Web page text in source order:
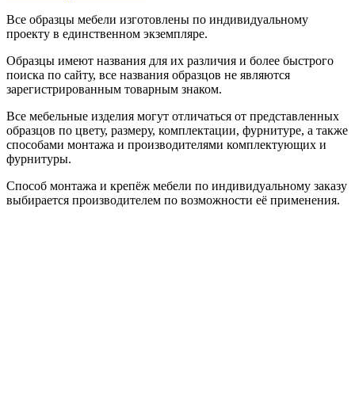
Все образцы мебели изготовлены по индивидуальному
проекту в единственном экземпляре.
Образцы имеют названия для их различия и более быстрого
поиска по сайту, все названия образцов не являются
зарегистрированным товарным знаком.
Все мебельные изделия могут отличаться от представленных
образцов по цвету, размеру, комплектации, фурнитуре, а также
способами монтажа и производителями комплектующих и
фурнитуры.
Способ монтажа и крепёж мебели по индивидуальному заказу
выбирается производителем по возможности её применения.